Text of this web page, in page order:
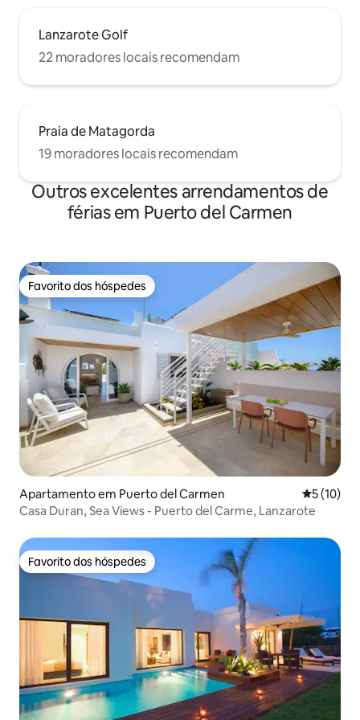
Lanzarote Golf
22 moradores locais recomendam
Praia de Matagorda
19 moradores locais recomendam
Outros excelentes arrendamentos de
férias em Puerto del Carmen
Favorito dos hóspedes
Favorito dos hóspedes
Apartamento em Puerto del Carmen
5 (10)
Casa Duran, Sea Views - Puerto del Carme, Lanzarote
Favorito dos hóspedes
Favorito dos hóspedes